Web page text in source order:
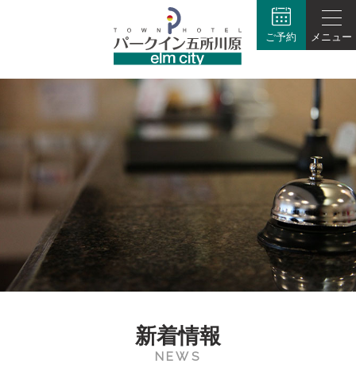
ご予約 メニュー
新着情報
NEWS